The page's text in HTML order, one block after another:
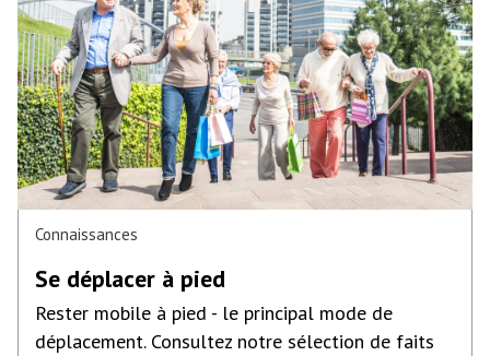
Connaissances
Se déplacer à pied
Rester mobile à pied - le principal mode de
déplacement. Consultez notre sélection de faits